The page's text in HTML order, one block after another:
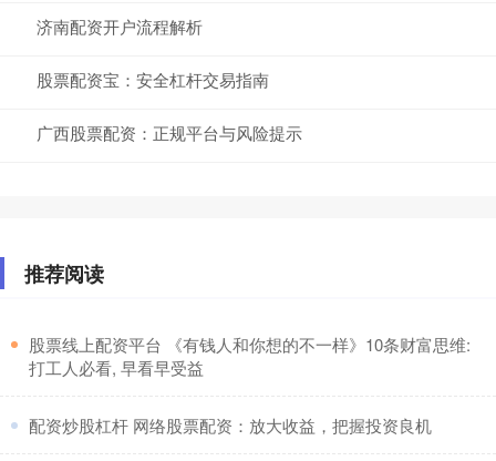
济南配资开户流程解析
股票配资宝：安全杠杆交易指南
广西股票配资：正规平台与风险提示
推荐阅读
​股票线上配资平台 《有钱人和你想的不一样》10条财富思维:
打工人必看, 早看早受益
​配资炒股杠杆 网络股票配资：放大收益，把握投资良机